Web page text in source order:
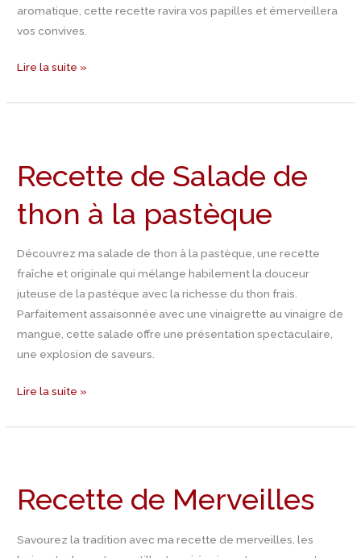
aromatique, cette recette ravira vos papilles et émerveillera
vos convives.
Lire la suite »
Recette de Salade de
thon à la pastèque
Découvrez ma salade de thon à la pastèque, une recette
fraîche et originale qui mélange habilement la douceur
juteuse de la pastèque avec la richesse du thon frais.
Parfaitement assaisonnée avec une vinaigrette au vinaigre de
mangue, cette salade offre une présentation spectaculaire,
une explosion de saveurs.
Salade
de
thon
la
pastèque
Lire la suite »
Recette de Merveilles
Savourez la tradition avec ma recette de merveilles, les
Merveilles